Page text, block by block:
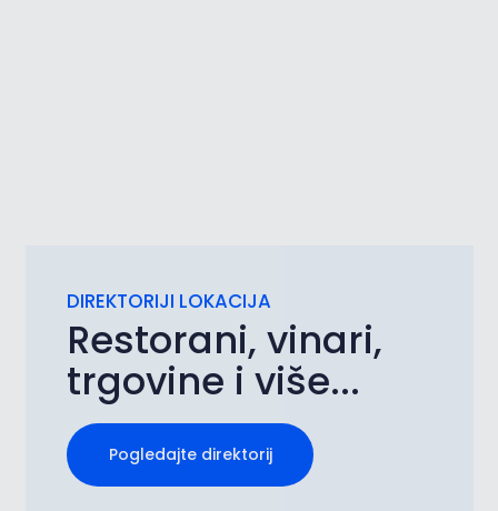
DIREKTORIJI LOKACIJA
Restorani, vinari,
trgovine i više...
Pogledajte direktorij